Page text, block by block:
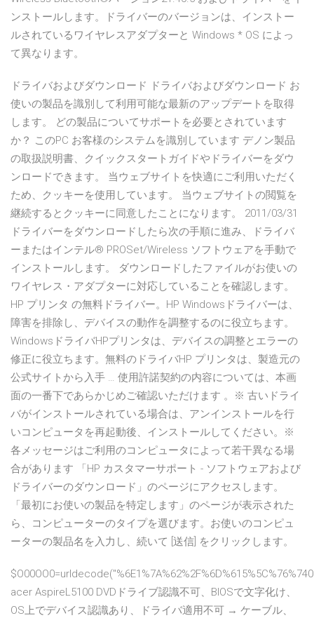
ンストールします。ドライバーのバージョンは、インストー
ルされているワイヤレスアダプターと Windows * OS によっ
て異なります。
ドライバおよびダウンロード ドライバおよびダウンロード お
使いの製品を識別して利用可能な最新のアップデートを取得
します。 どの製品についてサポートを必要とされています
か？ このPC お客様のシステムを識別しています デノン製品
の取扱説明書、クイックスタートガイドやドライバーをダウ
ンロードできます。 当ウェブサイトを快適にご利用いただく
ため、クッキーを使用しています。 当ウェブサイトの閲覧を
継続するとクッキーに同意したことになります。 2011/03/31
ドライバーをダウンロードしたら次の手順に進み、ドライバ
ーまたはインテル® PROSet/Wireless ソフトウェアを手動で
インストールします。 ダウンロードしたファイルがお使いの
ワイヤレス・アダプターに対応していることを確認します。
HP プリンタ の無料ドライバー。HP Windowsドライバーは、
障害を排除し、デバイスの動作を調整するのに役立ちます。
WindowsドライバHPプリンタは、デバイスの調整とエラーの
修正に役立ちます。無料のドライバHP プリンタは、製造元の
公式サイトから入手 … 使用許諾契約の内容については、本画
面の一番下であらかじめご確認いただけます 。※ 古いドライ
バがインストールされている場合は、アンインストールを行
いコンピュータを再起動後、インストールしてください。※
各メッセージはご利用のコンピュータによって若干異なる場
合があります 「HP カスタマーサポート - ソフトウェアおよび
ドライバーのダウンロード」のページにアクセスします。
「最初にお使いの製品を特定します」のページが表示された
ら、コンピューターのタイプを選びます。お使いのコンピュ
ーターの製品名を入力し、続いて [送信] をクリックします。
acer AspireL5100 DVDドライブ認識不可、BIOSで文字化け、
OS上でデバイス認識あり、ドライバ適用不可 → ケーブル、